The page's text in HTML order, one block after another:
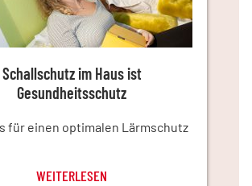
Schallschutz im Haus ist
Gesundheitsschutz
für einen optimalen Lärmschutz
WEITERLESEN